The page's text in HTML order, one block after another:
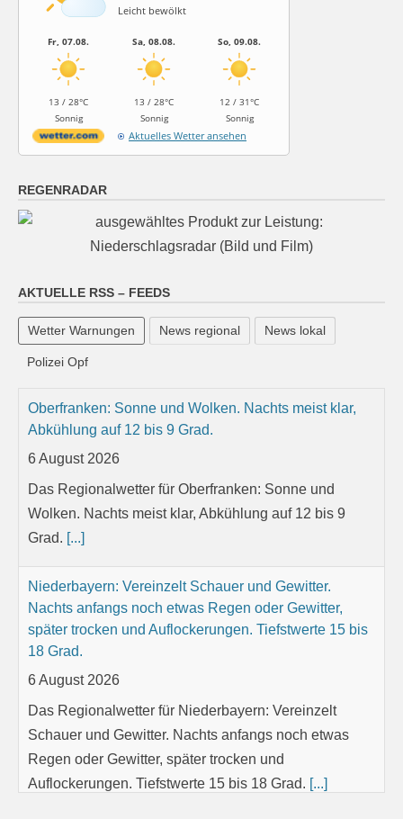
Leicht bewölkt
Fr, 07.08.
13 / 28°C
Sonnig
Sa, 08.08.
13 / 28°C
Sonnig
So, 09.08.
12 / 31°C
Sonnig
Aktuelles Wetter ansehen
REGENRADAR
AKTUELLE RSS – FEEDS
Wetter Warnungen News regional News lokal
Polizei Opf
Oberfranken: Sonne und Wolken. Nachts meist klar,
Abkühlung auf 12 bis 9 Grad.
6 August 2026
Das Regionalwetter für Oberfranken: Sonne und
Wolken. Nachts meist klar, Abkühlung auf 12 bis 9
Grad. [...]
Niederbayern: Vereinzelt Schauer und Gewitter.
Nachts anfangs noch etwas Regen oder Gewitter,
später trocken und Auflockerungen. Tiefstwerte 15 bis
18 Grad.
6 August 2026
Das Regionalwetter für Niederbayern: Vereinzelt
Schauer und Gewitter. Nachts anfangs noch etwas
Regen oder Gewitter, später trocken und
Auflockerungen. Tiefstwerte 15 bis 18 Grad. [...]